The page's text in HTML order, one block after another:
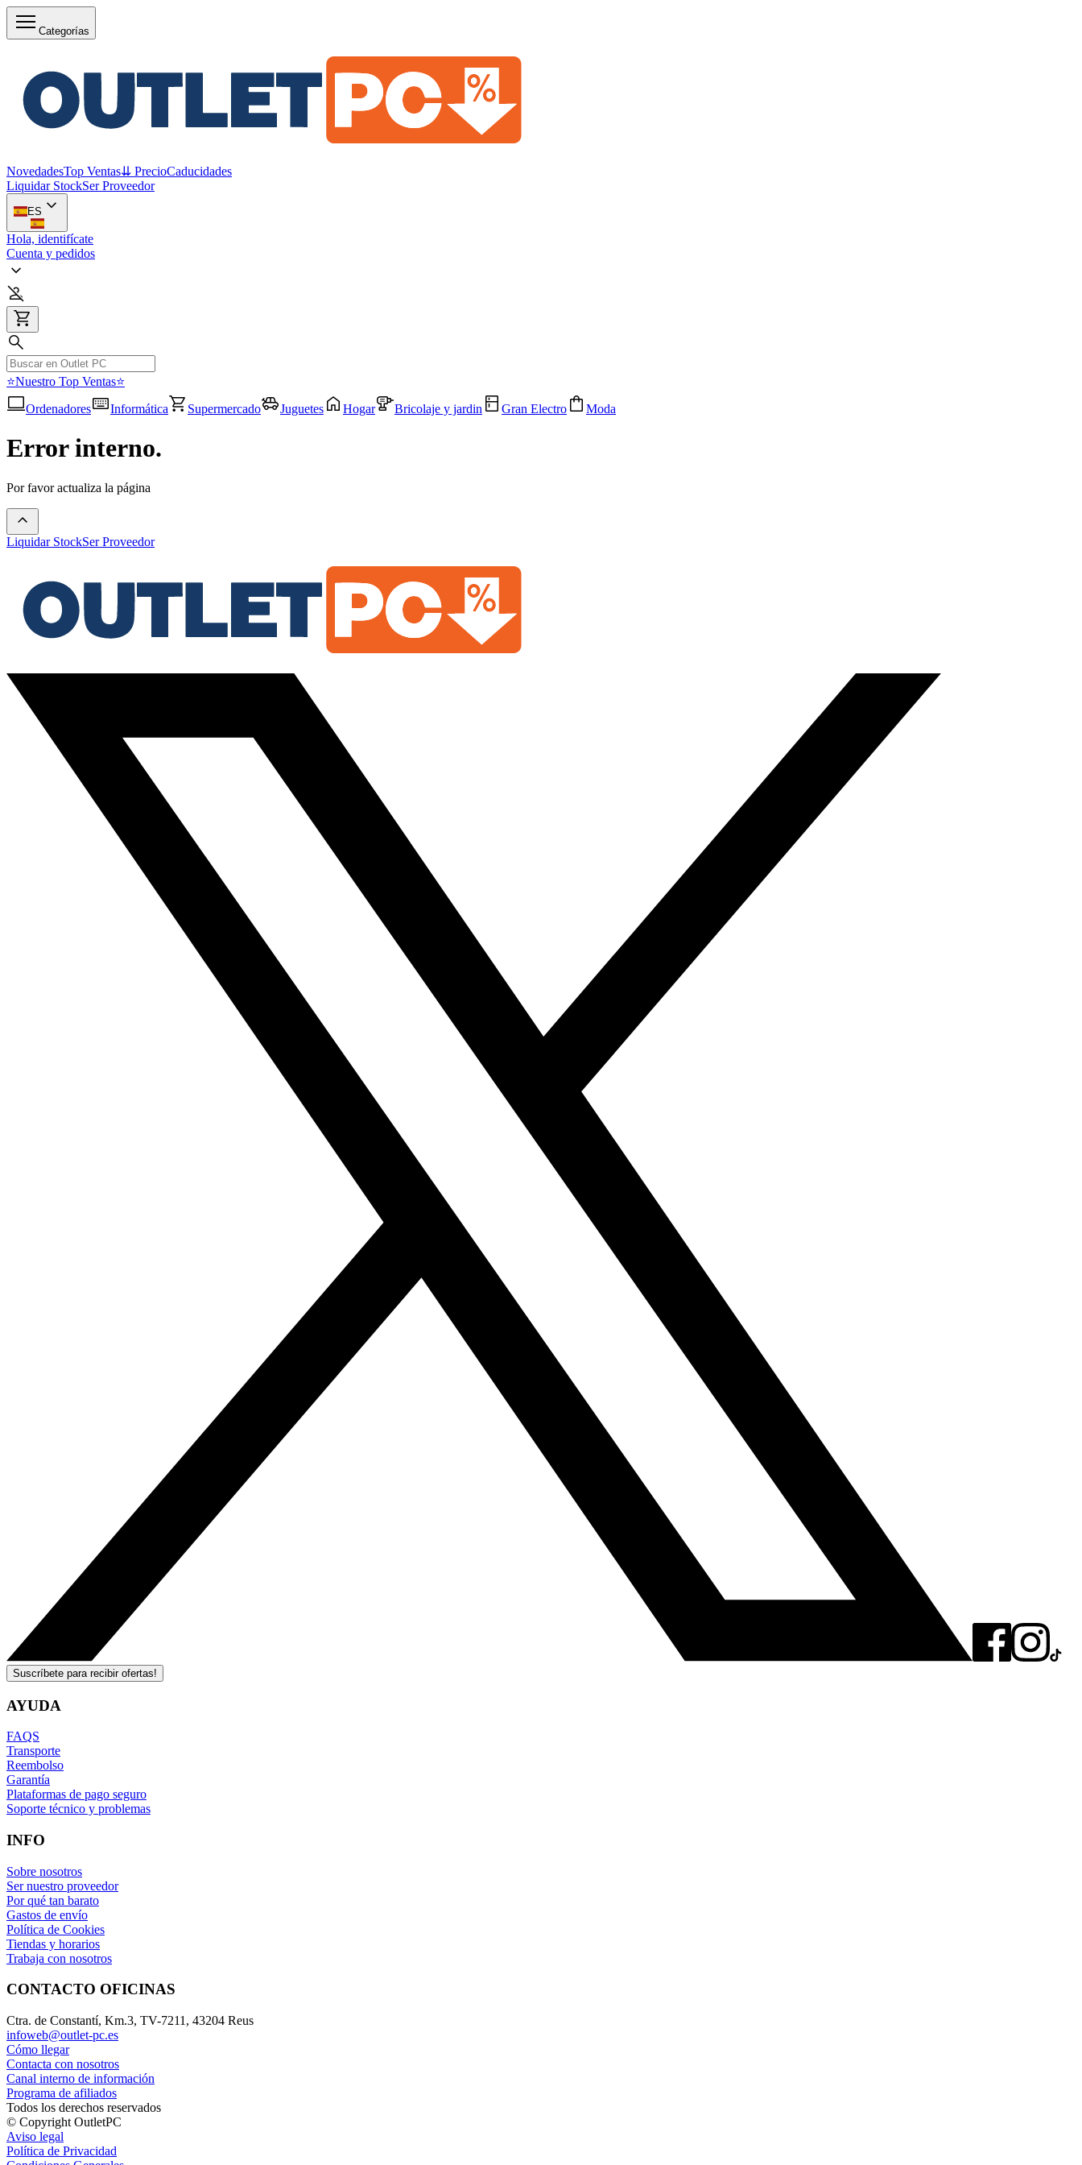
Categorías
NovedadesTop Ventas⇊ PrecioCaducidades
Liquidar StockSer Proveedor
ES
Hola, identifícate
Cuenta y pedidos
⭐Nuestro Top Ventas⭐
Ordenadores
Informática Supermercado Juguetes Hogar Bricolaje y jardin Gran Electro Moda
Error interno.
Por favor actualiza la página
Liquidar StockSer Proveedor
Suscríbete para recibir ofertas!
AYUDA
FAQS
Transporte
Reembolso
Garantía
Plataformas de pago seguro
Soporte técnico y problemas
INFO
Sobre nosotros
Ser nuestro proveedor
Por qué tan barato
Gastos de envío
Política de Cookies
Tiendas y horarios
Trabaja con nosotros
CONTACTO OFICINAS
Ctra. de Constantí, Km.3, TV-7211, 43204 Reus
infoweb@outlet-pc.es
Cómo llegar
Contacta con nosotros
Canal interno de información
Programa de afiliados
Todos los derechos reservados
© Copyright OutletPC
Aviso legal
Política de Privacidad